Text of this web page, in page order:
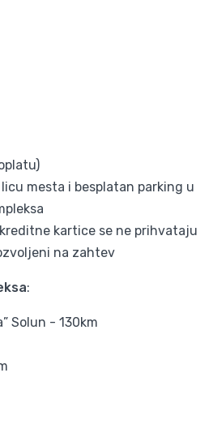
mesta i besplatan parking u
kartice se ne prihvataju
na zahtev
:
Solun - 130km